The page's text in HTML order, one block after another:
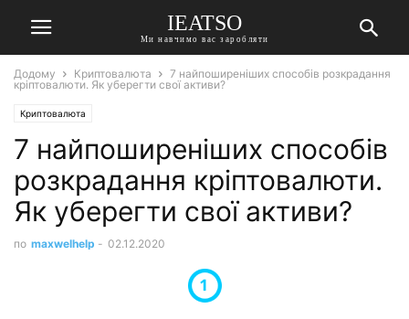
IEATSO
Ми навчимо вас заробляти
Додому Криптовалюта
7 найпоширеніших способів розкрадання
кріптовалюти. Як уберегти свої активи?
Криптовалюта
7 найпоширеніших способів
розкрадання кріптовалюти.
Як уберегти свої активи?
по maxwelhelp - 02.12.2020